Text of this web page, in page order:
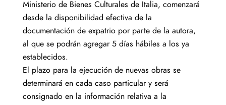
Ministerio de Bienes Culturales de Italia, comenzará
desde la disponibilidad efectiva de la
documentación de expatrio por parte de la autora,
al que se podrán agregar 5 días hábiles a los ya
establecidos.
El plazo para la ejecución de nuevas obras se
determinará en cada caso particular y será
consignado en la información relativa a la